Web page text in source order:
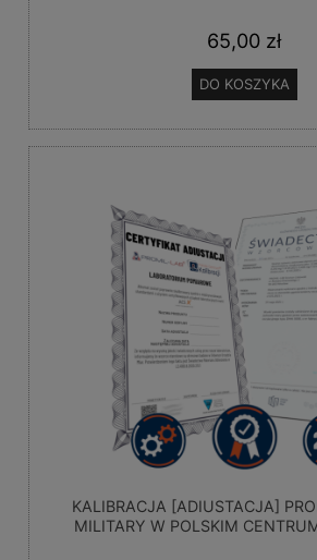
65,00 zł
DO KOSZYKA
KALIBRACJA [ADIUSTACJA]
MILITARY W POLSKIM